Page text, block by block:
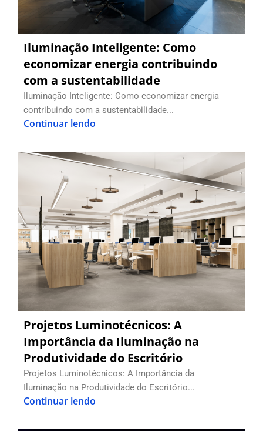
Iluminação Inteligente: Como
economizar energia contribuindo
com a sustentabilidade
Iluminação Inteligente: Como economizar energia
contribuindo com a sustentabilidade...
Continuar lendo
Projetos Luminotécnicos: A
Importância da Iluminação na
Produtividade do Escritório
Projetos Luminotécnicos: A Importância da
Iluminação na Produtividade do Escritório...
Continuar lendo